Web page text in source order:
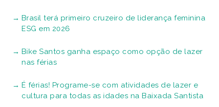
Brasil terá primeiro cruzeiro de liderança feminina
ESG em 2026
Bike Santos ganha espaço como opção de lazer
nas férias
É férias! Programe-se com atividades de lazer e
cultura para todas as idades na Baixada Santista